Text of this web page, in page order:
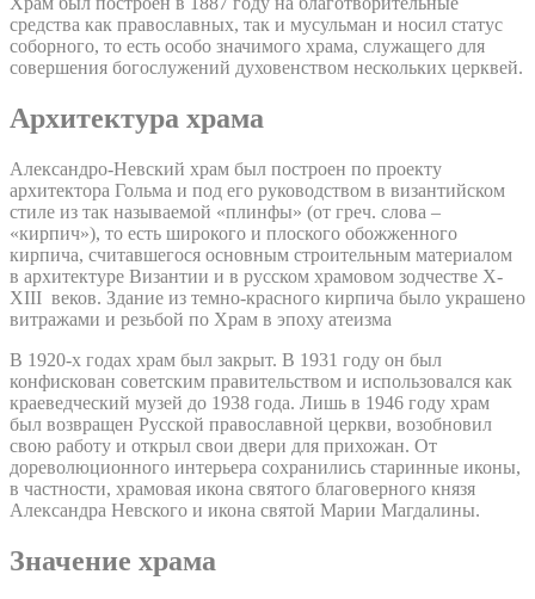
средства как православных, так и мусульман и носил статус
соборного, то есть особо значимого храма, служащего для
совершения богослужений духовенством нескольких церквей.
Архитектура храма
Александро-Невский храм был построен по проекту
архитектора Гольма и под его руководством в византийском
стиле из так называемой «плинфы» (от греч. слова –
«кирпич»), то есть широкого и плоского обожженного
кирпича, считавшегося основным строительным материалом
в архитектуре Византии и в русском храмовом зодчестве X-
XIII веков. Здание из темно-красного кирпича было украшено
витражами и резьбой по Храм в эпоху атеизма
В 1920-х годах храм был закрыт. В 1931 году он был
конфискован советским правительством и использовался как
краеведческий музей до 1938 года. Лишь в 1946 году храм
был возвращен Русской православной церкви, возобновил
свою работу и открыл свои двери для прихожан. От
дореволюционного интерьера сохранились старинные иконы,
в частности, храмовая икона святого благоверного князя
Александра Невского и икона святой Марии Магдалины.
Значение храма